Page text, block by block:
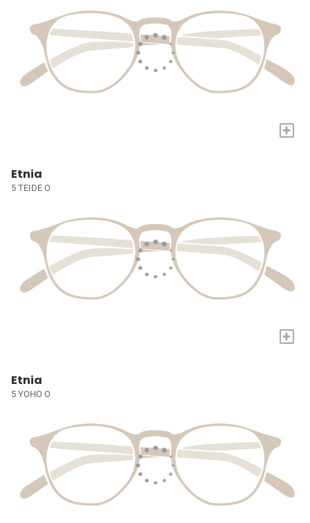
+
Etnia
5 TEIDE O
+
Etnia
5 YOHO O